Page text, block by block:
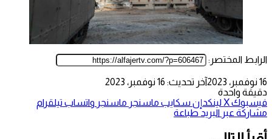
الرابط المختصر:
16 نوفمبر، 2023
آخر تحديث: 16 نوفمبر، 2023
دقيقة واحدة
فيسبوك‫Xلينكدإن سكايب ماسنجر ماسنجر واتساب تيلقرام
مشاركة عبر البريد طباعة